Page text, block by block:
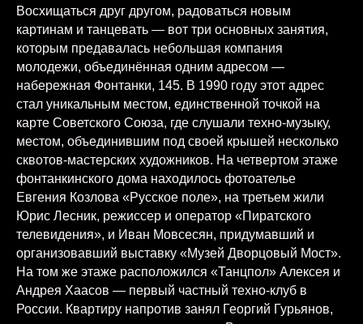
Восхищаться друг другом, радоваться новым
картинам и танцевать — вот три основных занятия,
которым предавалась небольшая компания
молодежи, объединённая одним адресом —
набережная Фонтанки, 145. В 1990 году этот адрес
стал уникальным местом, единственной точкой на
карте Советского Союза, где слушали техно-музыку,
местом, объединившим под своей крышей несколько
сквотов-мастерских художников. На четвертом этаже
фонтанкинского дома находилось фотоателье
Евгения Козлова «Русское поле», на третьем жили
Юрис Лесник, режиссер и оператор «Пиратского
телевидения», и Иван Мовсесян, придумавший и
организовавший выставку «Музей Дворцовый Мост».
На том же этаже расположился «Танцпол» Алексея и
Андрея Хаасов — первый частный техно-клуб в
России. Квартиру напротив занял Георгий Гурьянов,